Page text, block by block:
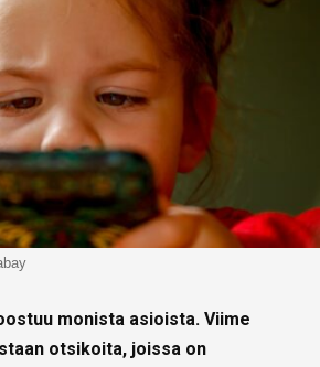
monista asioista. Viime
otsikoita, joissa on